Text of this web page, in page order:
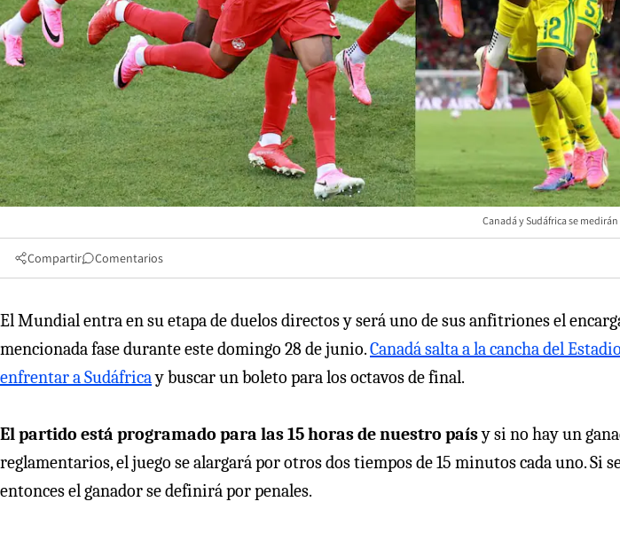
Canadá y Sudáfrica se
Compartir Comentarios
El Mundial entra en su etapa de duelos directos y será uno de sus anfitriones el
mencionada fase durante este domingo 28 de junio.Canadá salta a la cancha del
enfrentar a Sudáfricay buscar un boleto para los octavos de final.
El partido está programado para las 15 horas de nuestro paísy si no hay un
reglamentarios, el juego se alargará por otros dos tiempos de 15 minutos cada uno. Si
entonces el ganador se definirá por penales.